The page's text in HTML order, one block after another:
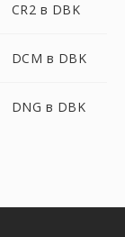
CR2 в DBK
DCM в DBK
DNG в DBK